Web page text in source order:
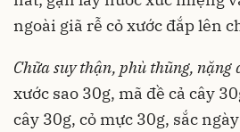
ngoài giã rễ cỏ xước đắp lên
Chữa suy thận, phù thũng, nặng
xước sao 30g, mã đề cả cây
cây 30g, cỏ mực 30g, sắc